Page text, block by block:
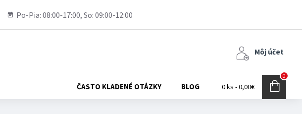
Po-Pia: 08:00-17:00, So: 09:00-12:00
Môj účet
ČASTO KLADENÉ OTÁZKY BLOG 0 ks - 0,00€
0